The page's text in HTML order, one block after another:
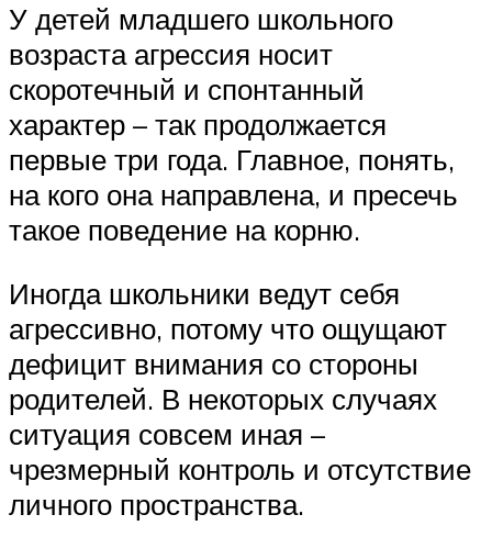
У детей младшего школьного
возраста агрессия носит
скоротечный и спонтанный
характер – так продолжается
первые три года. Главное, понять,
на кого она направлена, и пресечь
такое поведение на корню.
Иногда школьники ведут себя
агрессивно, потому что ощущают
дефицит внимания со стороны
родителей. В некоторых случаях
ситуация совсем иная –
чрезмерный контроль и отсутствие
личного пространства.